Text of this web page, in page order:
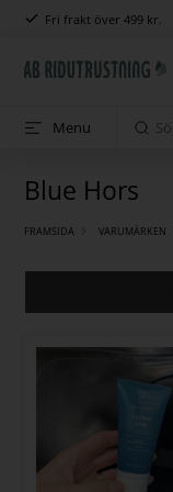
Fri frakt över 499 kr.
Menu
Blue Hors
FRAMSIDA VARUMÄRKEN